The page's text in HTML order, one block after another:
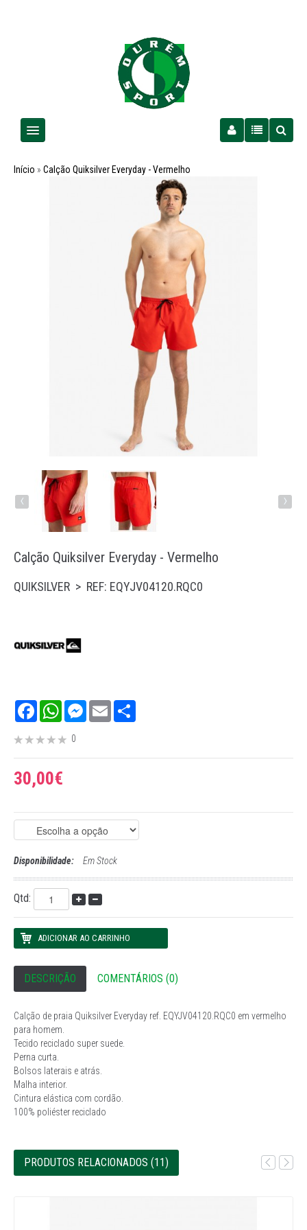
Homem
Início » Calção Quiksilver Everyday - Vermelho
‹ ›
Calção Quiksilver Everyday - Vermelho
QUIKSILVER > REF: EQYJV04120.RQC0
FacebookWhatsAppMessenger
Email
0
30,00€
Disponibilidade: Em Stock
Qtd:
DESCRIÇÃO COMENTÁRIOS (0)
Calção de praia Quiksilver Everyday ref. EQYJV04120.RQC0 em vermelho
para homem.
Tecido reciclado super suede.
Perna curta.
Bolsos laterais e atrás.
Malha interior.
Cintura elástica com cordão.
100% poliéster reciclado
PRODUTOS RELACIONADOS (11)